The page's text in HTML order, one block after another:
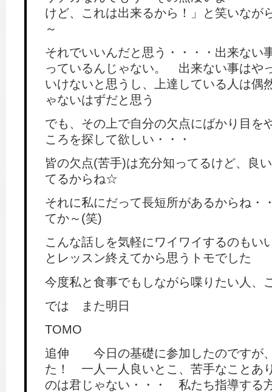
けど、これは出来るから！」と笑いなが
～
それでいいんだと思う・・・・出来ない
っているんじゃない。 出来ない事はや
いけないと思うし、上達している人は偶
ゃないはずだと思う
でも、その上で自分の欠点にばかり目を
ころを探して欲しい・・・
皆の欠点(苦手)は充分知ってるけど、良
てるからね☆
それに私にだって長短所があるからね・
てか～(笑)
こんな話しを気軽にワイワイするの
とレッスン終えてから思うトモでした
今度私と食事でもしながら喋りたい人、
では また明日
TOMO
追伸 今日の基礎に参加したのですが
た！ 一人一人良いとこ、苦手なことあ
のは君じゃない・・・ 私たち指導する